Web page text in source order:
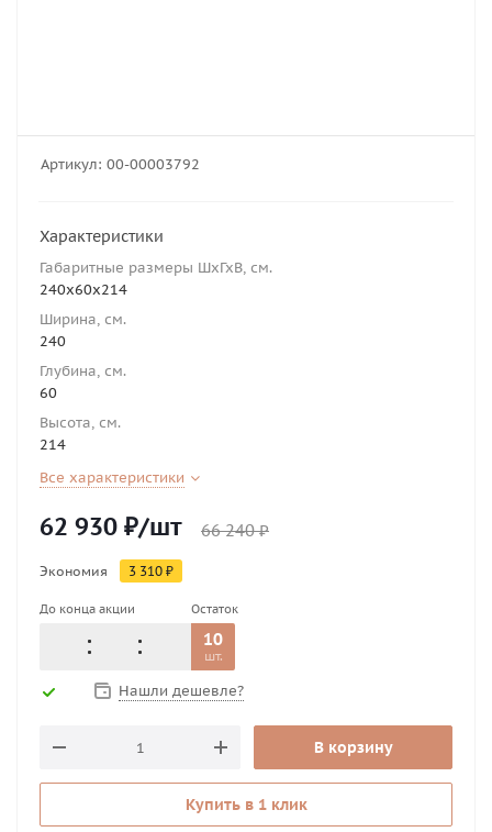
Артикул: 00-00003792
Характеристики
Габаритные размеры ШхГхВ, см.
240х60х214
Ширина, см.
240
Глубина, см.
60
Высота, см.
214
Все характеристики
62 930 ₽/шт 66 240₽
Экономия 3 310 ₽
До конца акции Остаток
10
шт.
Нашли дешевле?
В корзину
Купить в 1 клик